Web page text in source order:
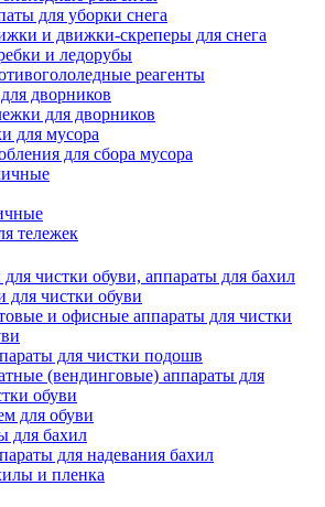
для уборки снега
и движки-скреперы для снега
и ледорубы
реагенты
дворников
для дворников
для мусора
для сбора мусора
тележек
чистки обуви, аппараты для бахил
чистки обуви
и офисные аппараты для чистки
для чистки подошв
(вендинговые) аппараты для
обуви
для обуви
для бахил
для надевания бахил
и пленка